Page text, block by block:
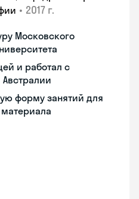
• 2017 г.
Московского
и работал с
форму занятий для